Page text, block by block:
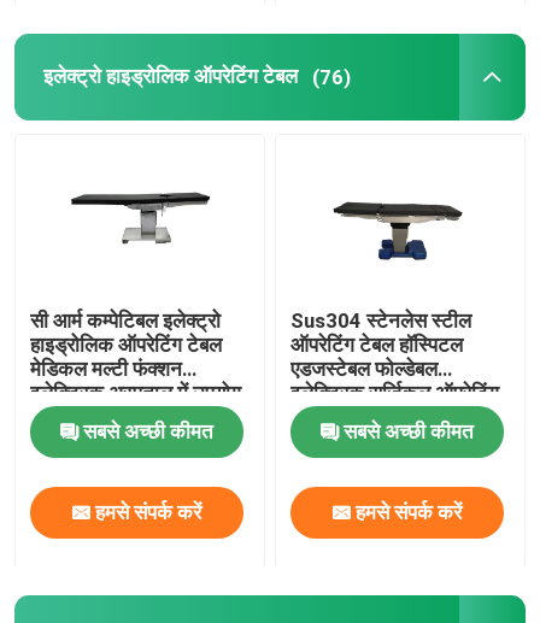
इलेक्ट्रो हाइड्रोलिक ऑपरेटिंग टेबल (76)
सी आर्म कम्पेटिबल इलेक्ट्रो
हाइड्रोलिक ऑपरेटिंग टेबल
मेडिकल मल्टी फंक्शन
इलेक्ट्रिक अस्पताल में उपयोग
किया जाता है
सबसे अच्छी कीमत
हमसे संपर्क करें
Sus304 स्टेनलेस स्टील
ऑपरेटिंग टेबल हॉस्पिटल
एडजस्टेबल फोल्डेबल
इलेक्ट्रिक सर्जिकल ऑपरेटिंग
टेबल
सबसे अच्छी कीमत
हमसे संपर्क करें